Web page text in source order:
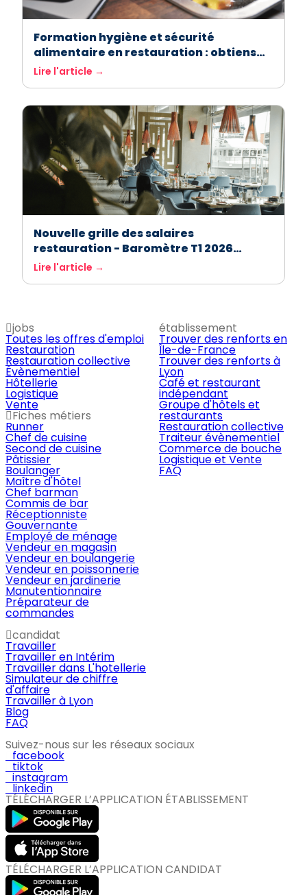
Formation hygiène et sécurité
alimentaire en restauration : obtiens
ton attestation facilement avec
Lire l'article →
Nouvelle grille des salaires
restauration - Baromètre T1 2026
Extracadabra
Lire l'article →
jobs
Toutes les offres d'emploi
Restauration
Restauration collective
Évènementiel
Hôtellerie
Logistique
Vente
Fiches métiers
Runner
Chef de cuisine
Second de cuisine
Pâtissier
Boulanger
Maître d'hôtel
Chef barman
Commis de bar
Réceptionniste
Gouvernante
Employé de ménage
Vendeur en magasin
Vendeur en boulangerie
Vendeur en poissonnerie
Vendeur en jardinerie
Manutentionnaire
Préparateur de
commandes
établissement
Trouver des renforts en
Île-de-France
Trouver des renforts à
Lyon
Café et restaurant
indépendant
Groupe d'hôtels et
restaurants
Restauration collective
Traiteur évènementiel
Commerce de bouche
Logistique et Vente
FAQ
candidat
Travailler
Travailler en Intérim
Travailler dans L'hotellerie
Simulateur de chiffre
d'affaire
Travailler à Lyon
Blog
FAQ
Suivez-nous sur les réseaux sociaux
facebook
tiktok
instagram
linkedin
TÉLÉCHARGER L’APPLICATION ÉTABLISSEMENT
TÉLÉCHARGER L’APPLICATION CANDIDAT